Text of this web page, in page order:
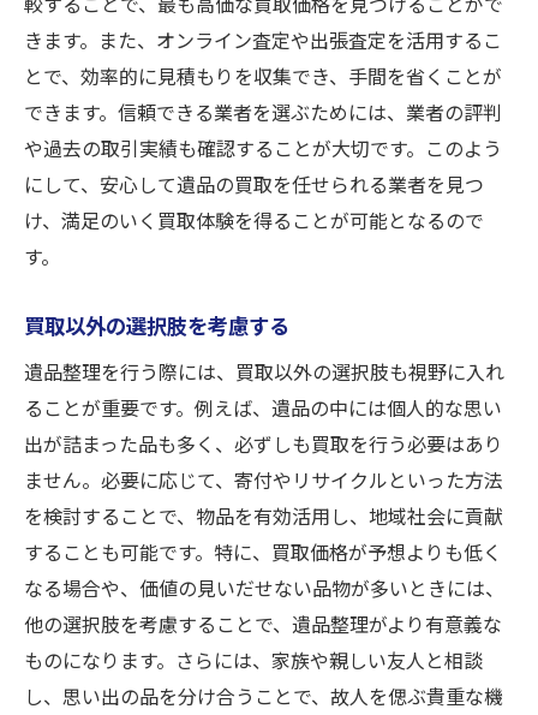
きます。また、オンライン査定や出張査定を活用するこ
とで、効率的に見積もりを収集でき、手間を省くことが
できます。信頼できる業者を選ぶためには、業者の評判
や過去の取引実績も確認することが大切です。このよう
にして、安心して遺品の買取を任せられる業者を見つ
け、満足のいく買取体験を得ることが可能となるので
す。
買取以外の選択肢を考慮する
遺品整理を行う際には、買取以外の選択肢も視野に入れ
ることが重要です。例えば、遺品の中には個人的な思い
出が詰まった品も多く、必ずしも買取を行う必要はあり
ません。必要に応じて、寄付やリサイクルといった方法
を検討することで、物品を有効活用し、地域社会に貢献
することも可能です。特に、買取価格が予想よりも低く
なる場合や、価値の見いだせない品物が多いときには、
他の選択肢を考慮することで、遺品整理がより有意義な
ものになります。さらには、家族や親しい友人と相談
し、思い出の品を分け合うことで、故人を偲ぶ貴重な機